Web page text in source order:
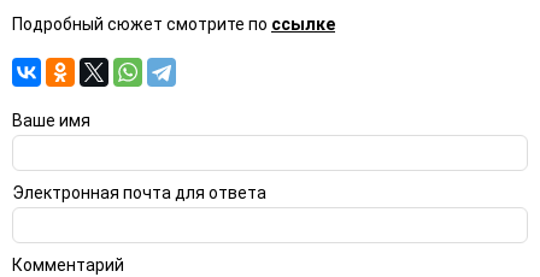
Подробный сюжет смотрите по ссылке
Ваше имя
Электронная почта для ответа
Комментарий